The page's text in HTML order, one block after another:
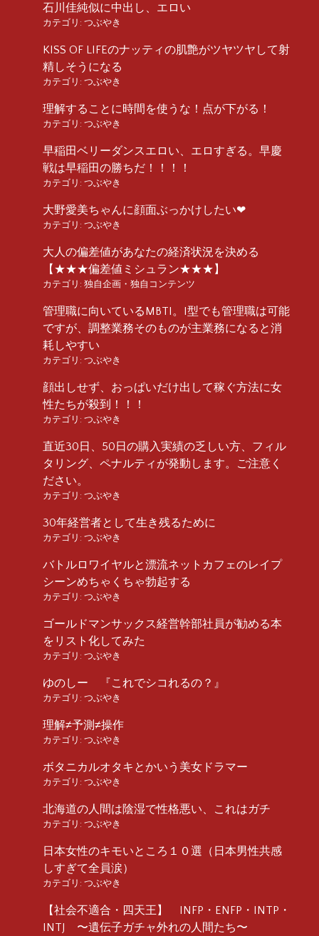
石川佳純似に中出し、エロい
カテゴリ: つぶやき
KISS OF LIFEのナッティの肌艶がツヤツヤして射
精しそうになる
カテゴリ: つぶやき
理解することに時間を使うな！点が下がる！
カテゴリ: つぶやき
早稲田ベリーダンスエロい、エロすぎる。早慶
戦は早稲田の勝ちだ！！！！
カテゴリ: つぶやき
大野愛美ちゃんに顔面ぶっかけしたい❤︎
カテゴリ: つぶやき
大人の偏差値があなたの経済状況を決める
【★★★偏差値ミシュラン★★★】
カテゴリ: 独自企画・独自コンテンツ
管理職に向いているMBTI。I型でも管理職は可能
ですが、調整業務そのものが主業務になると消
耗しやすい
カテゴリ: つぶやき
顔出しせず、おっぱいだけ出して稼ぐ方法に女
性たちが殺到！！！
カテゴリ: つぶやき
直近30日、50日の購入実績の乏しい方、フィル
タリング、ペナルティが発動します。ご注意く
ださい。
カテゴリ: つぶやき
30年経営者として生き残るために
カテゴリ: つぶやき
バトルロワイヤルと漂流ネットカフェのレイプ
シーンめちゃくちゃ勃起する
カテゴリ: つぶやき
ゴールドマンサックス経営幹部社員が勧める本
をリスト化してみた
カテゴリ: つぶやき
ゆのしー 『これでシコれるの？』
カテゴリ: つぶやき
理解≠予測≠操作
カテゴリ: つぶやき
ボタニカルオタキとかいう美女ドラマー
カテゴリ: つぶやき
北海道の人間は陰湿で性格悪い、これはガチ
カテゴリ: つぶやき
日本女性のキモいところ１０選（日本男性共感
しすぎて全員涙）
カテゴリ: つぶやき
【社会不適合・四天王】 INFP・ENFP・INTP・
INTJ 〜遺伝子ガチャ外れの人間たち〜